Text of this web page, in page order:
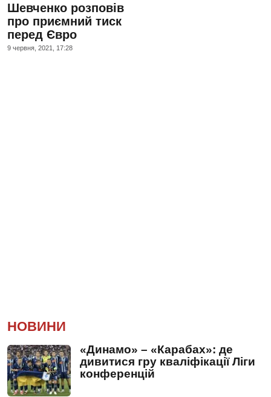
Шевченко розповів
про приємний тиск
перед Євро
9 червня, 2021, 17:28
НОВИНИ
«Динамо» – «Карабах»: де
дивитися гру кваліфікації Ліги
конференцій